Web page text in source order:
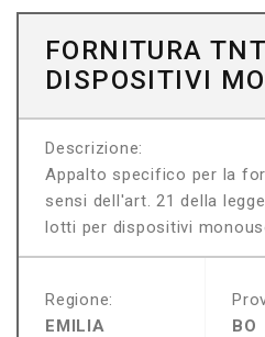
FORNITURA
DISPOSITIVI
Descrizione:
Appalto specifico per la
sensi dell'art. 21 della
lotti per dispositivi
Regione:
EMILIA
BO